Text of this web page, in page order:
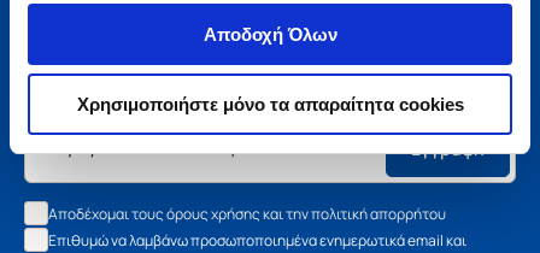
Αποδοχή Όλων
Χρησιμοποιήστε μόνο τα απαραίτητα cookies
Μάθετε τα νέα της Πολιτείας
Εγγραφείτε στο newsletter μας και μάθετε πρώτοι όλα τα
νέα βιβλία, τις εξαιρετικές τιμές και τις εκδηλώσεις μας.
Εγγραφή
Αποδέχομαι τους όρους χρήσης και την πολιτική απορρήτου
Επιθυμώ να λαμβάνω προσωποποιημένα ενημερωτικά email και